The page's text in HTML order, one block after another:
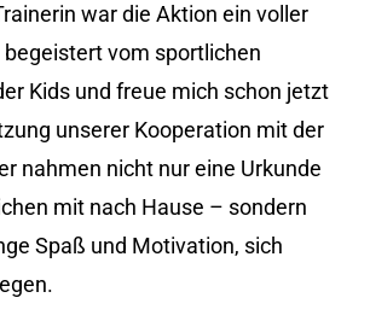
war die Aktion ein voller
begeistert vom sportlichen
Kids und freue mich schon jetzt
unserer Kooperation mit der
nahmen nicht nur eine Urkunde
mit nach Hause – sondern
Spaß und Motivation, sich